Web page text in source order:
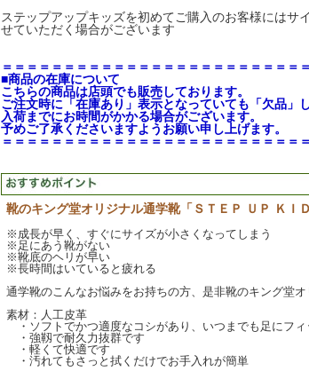
ステップアップキッズを初めてご購入のお客様にはサ
せていただく場合がございます
＝＝＝＝＝＝＝＝＝＝＝＝＝＝＝＝＝＝＝＝＝＝＝＝
■商品の在庫について
こちらの商品は店頭でも販売しております。
ご注文時に「在庫あり」表示となっていても「欠品」
入荷までにお時間がかかる場合がございます。
予めご了承くださいますようお願い申し上げます。
＝＝＝＝＝＝＝＝＝＝＝＝＝＝＝＝＝＝＝＝＝＝＝＝
靴のキング堂オリジナル通学靴「ＳＴＥＰ ＵＰ ＫＩ
※成長が早く、すぐにサイズが小さくなってしまう
※足にあう靴がない
※靴底のヘリが早い
※長時間はいていると疲れる
通学靴のこんなお悩みをお持ちの方、是非靴のキング堂オ
素材：人工皮革
・ソフトでかつ適度なコシがあり、いつまでも足にフィ
・強靱で耐久力抜群です
・軽くて快適です
・汚れてもさっと拭くだけでお手入れが簡単